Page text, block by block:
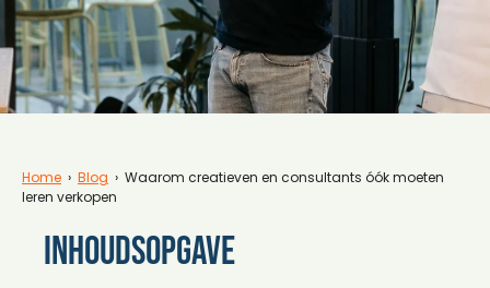
Home › Blog › Waarom creatieven en consultants óók moeten
leren verkopen
Inhoudsopgave